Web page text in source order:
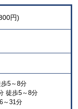
円)
5～8分
徒歩5～8分
～31分